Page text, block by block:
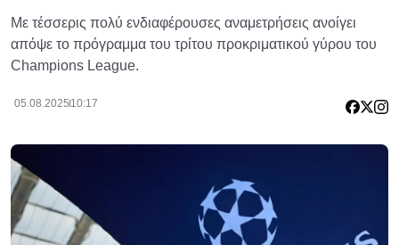
Με τέσσερις πολύ ενδιαφέρουσες αναμετρήσεις ανοίγει
απόψε το πρόγραμμα του τρίτου προκριματικού γύρου του
Champions League.
05.08.2025 10:17